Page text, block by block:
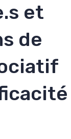
et
de